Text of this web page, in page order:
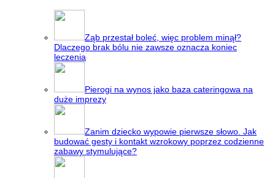
Ząb przestał boleć, więc problem minął?
Dlaczego brak bólu nie zawsze oznacza koniec
leczenia
Pierogi na wynos jako baza cateringowa na
duże imprezy
Zanim dziecko wypowie pierwsze słowo. Jak
budować gesty i kontakt wzrokowy poprzez codzienne
zabawy stymulujące?